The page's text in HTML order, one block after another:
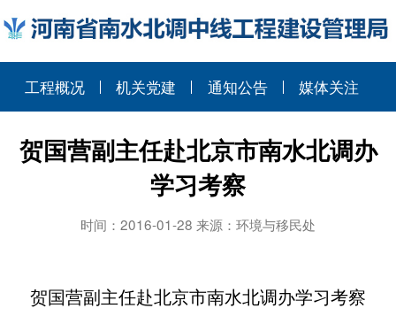
工程概况 机关党建 通知公告 媒体关注
贺国营副主任赴北京市南水北调办
学习考察
时间：2016-01-28 来源：环境与移民处
贺国营副主任赴北京市南水北调办学习考察